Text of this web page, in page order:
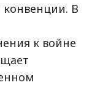
В
к войне